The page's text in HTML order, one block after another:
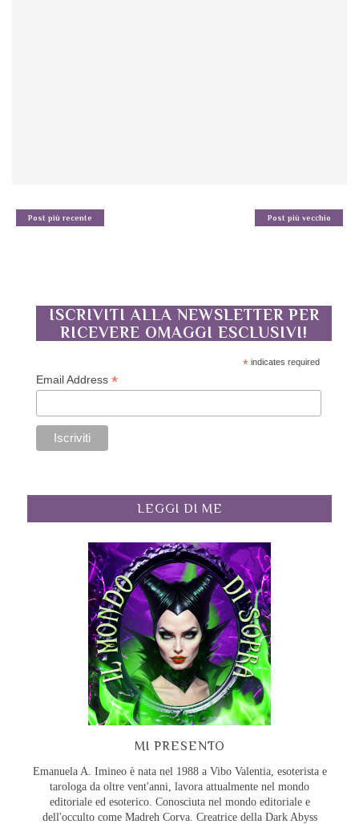
Post più recente Post più vecchio
ISCRIVITI ALLA NEWSLETTER PER
RICEVERE OMAGGI ESCLUSIVI!
* indicates required
Email Address*
LEGGI DI ME
MI PRESENTO
Emanuela A. Imineo è nata nel 1988 a Vibo Valentia, esoterista e
tarologa da oltre vent'anni, lavora attualmente nel mondo
editoriale ed esoterico. Conosciuta nel mondo editoriale e
dell'occulto come Madreh Corva. Creatrice della Dark Abyss